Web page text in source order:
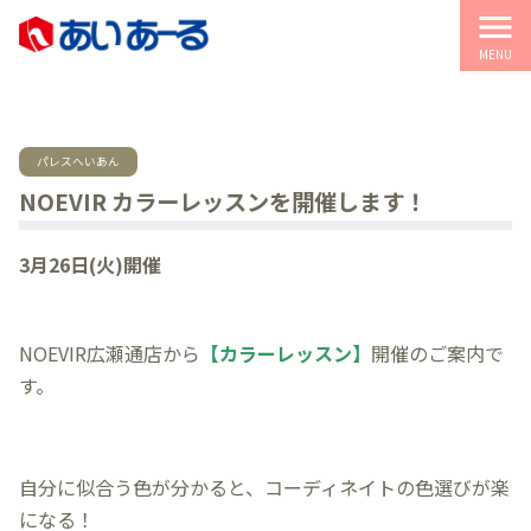
menu
MENU
パレスへいあん
NOEVIR カラーレッスンを開催します！
3月26日(火)開催
NOEVIR広瀬通店から 【カラーレッスン】 開催のご案内で
す。
自分に似合う色が分かると、コーディネイトの色選びが楽
になる！